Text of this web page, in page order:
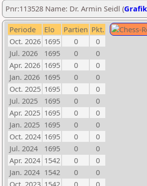
Pnr:113528 Name: Dr. Armin Seidl (
Periode Elo Partien Pkt.
Oct. 2026 1695 0
0
Jul. 2026
1695 0
0
Apr. 2026 1695 0
0
Jan. 2026 1695 0
0
Oct. 2025 1695 0
0
Jul. 2025
1695 0
0
Apr. 2025 1695 0
0
Jan. 2025 1695 0
0
Oct. 2024 1695 0
0
Jul. 2024
1695 0
0
Apr. 2024 1542 0
0
Jan. 2024 1542 0
0
Oct. 2023 1542 0
0